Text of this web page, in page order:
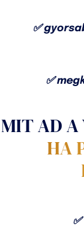
gyorsabb
✅
MIT AD A
HA